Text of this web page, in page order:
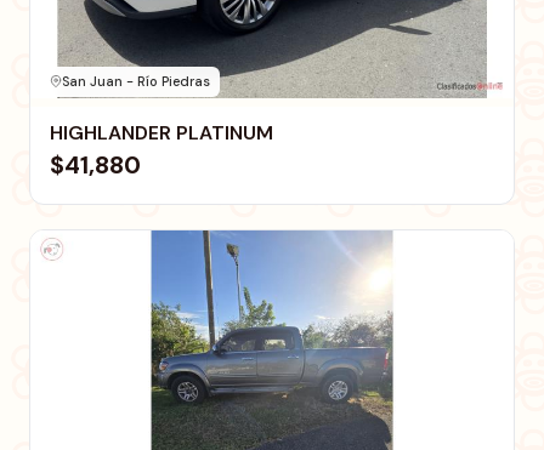
San Juan - Río Piedras
HIGHLANDER PLATINUM
$41,880